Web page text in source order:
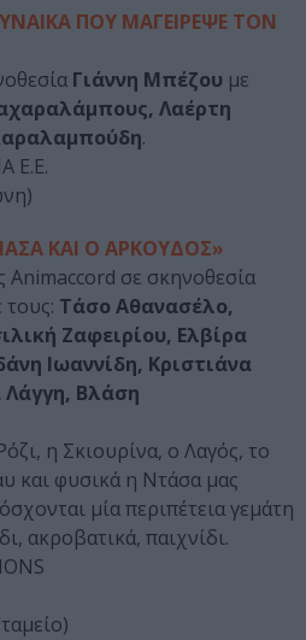
ΠΟΥ ΜΑΓΕΙΡΕΨΕ ΤΟΝ
Γιάννη Μπέζου με
Λαέρτη
.
Ε.Ε.
ΚΑΙ Ο ΑΡΚΟΥΔΟΣ»
Animaccord σε σκηνοθεσία
τους: Τάσο Αθανασέλο,
Ζαφειρίου, Ελβίρα
Ιωαννίδη, Κριστιάνα
Λάγγη, Βλάση
η Σκιουρίνα, ο Λαγός, το
και φυσικά η Ντάσα μας
μία περιπέτεια γεμάτη
ακροβατικά, παιχνίδι.